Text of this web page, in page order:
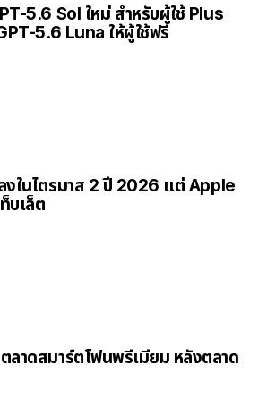
5.6 Sol ใหม่ สำหรับผู้ใช้ Plus
5.6 Luna ให้ผู้ใช้ฟรี
ในไตรมาส 2 ปี 2026 แต่ Apple
บเล็ต
าดสมาร์ตโฟนพรีเมียม หลังตลาด